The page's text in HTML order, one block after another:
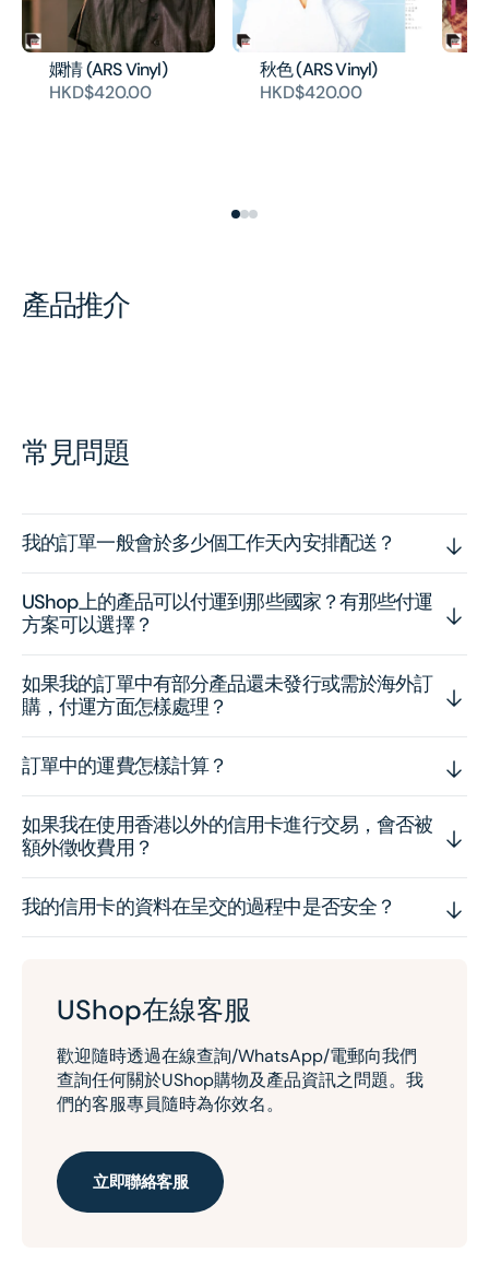
嫻情 (ARS Vinyl)
HKD$420.00
秋色 (ARS Vinyl)
HKD$420.00
產品推介
常見問題
我的訂單一般會於多少個工作天內安排配送？
UShop上的產品可以付運到那些國家？有那些付運
方案可以選擇？
如果我的訂單中有部分產品還未發行或需於海外訂
購，付運方面怎樣處理？
訂單中的運費怎樣計算？
如果我在使用香港以外的信用卡進行交易，會否被
額外徵收費用？
我的信用卡的資料在呈交的過程中是否安全？
UShop在線客服
歡迎隨時透過在線查詢/WhatsApp/電郵向我們
查詢任何關於UShop購物及產品資訊之問題。我
們的客服專員隨時為你效名。
立即聯絡客服